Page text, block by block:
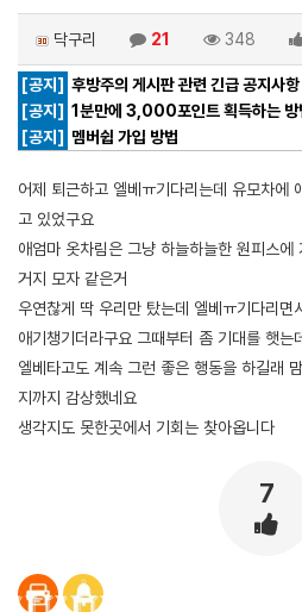
닥구리 21 348
[공지] 후방주의 게시판 관련 긴급 공지사항
[공지] 1분만에 3,000포인트 획득하는 방
[공지]
멤버쉽 가입 방법
어제 퇴근하고 엘베ㅠ기다리는데 유모차에
고 있었구요
애엄마 옷차림은 그냥 하늘하늘한 원피스
거지 모자 같은거
우연찮게 딱 우리만 탔는데 엘베ㅠ기다리면
애기챙기더라구요 그때부터 좀 기대를 햇는데
엘베타고도 계속 그런 좋은 행동을 하길래
지까지 감상했네요
생각지도 못한곳에서 기회는 찾아옵니다
7